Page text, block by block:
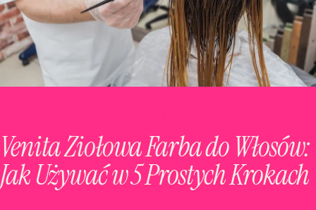
Venita Ziołowa Farba do Włosów:
Jak Używać w 5 Prostych Krokach